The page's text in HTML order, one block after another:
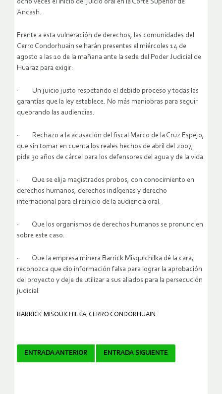
ocho veces el inicio del juicio oral en la Corte Superior de
Ancash.
Frente a esta vulneración de derechos, las comunidades del
Cerro Condorhuain se harán presentes el miércoles 14 de
agosto a las 10 de la mañana ante la sede del Poder Judicial de
Huaraz para exigir:
· Un juicio justo respetando el debido proceso y todas las
garantías que la ley establece. No más maniobras para seguir
quebrando las audiencias.
· Rechazo a la acusación del fiscal Marco de la Cruz Espejo,
que sin tomar en cuenta los reales hechos de abril del 2007,
pide 30 años de cárcel para los defensores del agua y de la vida.
· Que se elija magistrados probos, con conocimiento en
derechos humanos, derechos indígenas y derecho
internacional para el reinicio de la audiencia oral.
· Que los organismos de derechos humanos se pronuncien
sobre este caso.
· Que la empresa minera Barrick Misquichilka dé la cara,
reconozca que dio información falsa para lograr la aprobación
del proyecto y deje de utilizar a sus aliados para la persecución
judicial.
BARRICK MISQUICHILKA, CERRO CONDORHUAIN
Navegador
ENTRADA ANTERIOR ENTRADA SIGUIENTE